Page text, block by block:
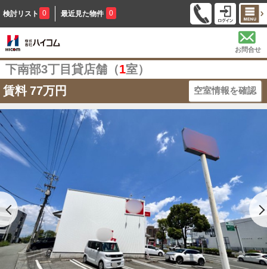
検討リスト 0 最近見た物件 0
お問合せ
下南部3丁目貸店舗（1室）
賃料 77万円 空室情報を確認